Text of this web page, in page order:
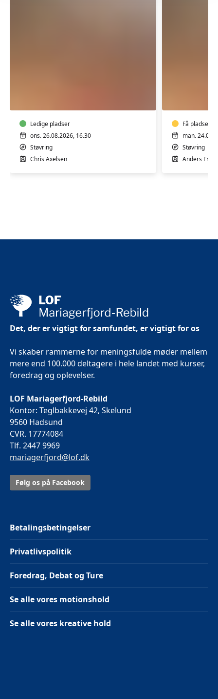
Støvring
Ledige pladser
ons. 26.08.2026, 16.30
Støvring
Chris Axelsen
Støvring
Få pladser
man.
Støvring
Anders
Det, der er vigtigt for samfundet, er vigtigt for os
Vi skaber rammerne for meningsfulde møder mellem
mere end 100.000 deltagere i hele landet med kurser,
foredrag og oplevelser.
LOF Mariagerfjord-Rebild
Kontor: Teglbakkevej 42, Skelund
9560 Hadsund
CVR. 17774084
Tlf. 2447 9969
mariagerfjord@lof.dk
Følg os på Facebook
Betalingsbetingelser
Privatlivspolitik
Foredrag, Debat og Ture
Se alle vores motionshold
Se alle vores kreative hold